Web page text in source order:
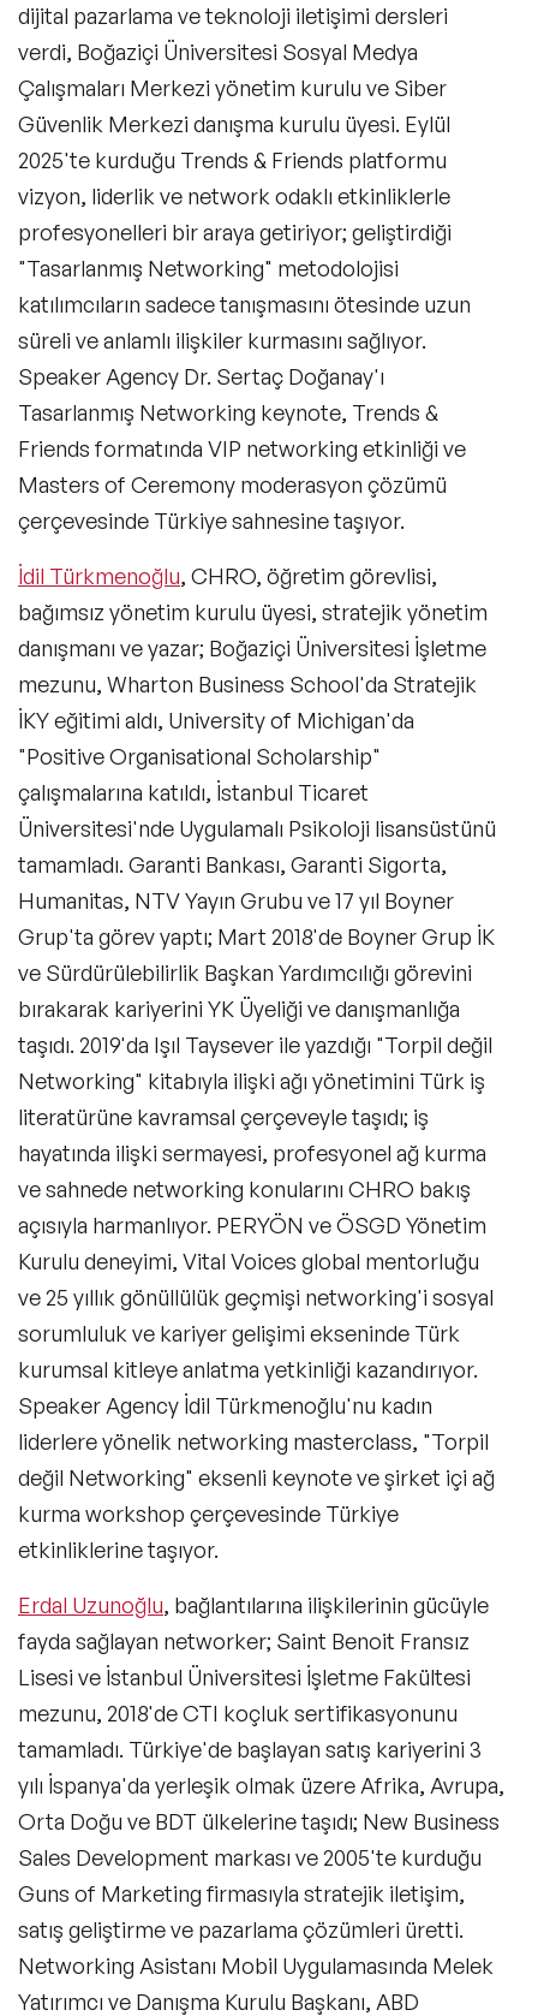
dijital pazarlama ve teknoloji iletişimi dersleri
verdi, Boğaziçi Üniversitesi Sosyal Medya
Çalışmaları Merkezi yönetim kurulu ve Siber
Güvenlik Merkezi danışma kurulu üyesi. Eylül
2025'te kurduğu Trends & Friends platformu
vizyon, liderlik ve network odaklı etkinliklerle
profesyonelleri bir araya getiriyor; geliştirdiği
"Tasarlanmış Networking" metodolojisi
katılımcıların sadece tanışmasını ötesinde uzun
süreli ve anlamlı ilişkiler kurmasını sağlıyor.
Speaker Agency Dr. Sertaç Doğanay'ı
Tasarlanmış Networking keynote, Trends &
Friends formatında VIP networking etkinliği ve
Masters of Ceremony moderasyon çözümü
çerçevesinde Türkiye sahnesine taşıyor.
İdil Türkmenoğlu, CHRO, öğretim görevlisi,
bağımsız yönetim kurulu üyesi, stratejik yönetim
danışmanı ve yazar; Boğaziçi Üniversitesi İşletme
mezunu, Wharton Business School'da Stratejik
İKY eğitimi aldı, University of Michigan'da
"Positive Organisational Scholarship"
çalışmalarına katıldı, İstanbul Ticaret
Üniversitesi'nde Uygulamalı Psikoloji lisansüstünü
tamamladı. Garanti Bankası, Garanti Sigorta,
Humanitas, NTV Yayın Grubu ve 17 yıl Boyner
Grup'ta görev yaptı; Mart 2018'de Boyner Grup İK
ve Sürdürülebilirlik Başkan Yardımcılığı görevini
bırakarak kariyerini YK Üyeliği ve danışmanlığa
taşıdı. 2019'da Işıl Taysever ile yazdığı "Torpil değil
Networking" kitabıyla ilişki ağı yönetimini Türk iş
literatürüne kavramsal çerçeveyle taşıdı; iş
hayatında ilişki sermayesi, profesyonel ağ kurma
ve sahnede networking konularını CHRO bakış
açısıyla harmanlıyor. PERYÖN ve ÖSGD Yönetim
Kurulu deneyimi, Vital Voices global mentorluğu
ve 25 yıllık gönüllülük geçmişi networking'i sosyal
sorumluluk ve kariyer gelişimi ekseninde Türk
kurumsal kitleye anlatma yetkinliği kazandırıyor.
Speaker Agency İdil Türkmenoğlu'nu kadın
liderlere yönelik networking masterclass, "Torpil
değil Networking" eksenli keynote ve şirket içi ağ
kurma workshop çerçevesinde Türkiye
etkinliklerine taşıyor.
Erdal Uzunoğlu, bağlantılarına ilişkilerinin gücüyle
fayda sağlayan networker; Saint Benoit Fransız
Lisesi ve İstanbul Üniversitesi İşletme Fakültesi
mezunu, 2018'de CTI koçluk sertifikasyonunu
tamamladı. Türkiye'de başlayan satış kariyerini 3
yılı İspanya'da yerleşik olmak üzere Afrika, Avrupa,
Orta Doğu ve BDT ülkelerine taşıdı; New Business
Sales Development markası ve 2005'te kurduğu
Guns of Marketing firmasıyla stratejik iletişim,
satış geliştirme ve pazarlama çözümleri üretti.
Networking Asistanı Mobil Uygulamasında Melek
Yatırımcı ve Danışma Kurulu Başkanı, ABD
Filtrele
Konular
Exclusive Konuşmacılar
Yeni Konuşmacılar
Motivasyon Konuşmacıları
Kişisel Dönüşüm Konuşmacıları
Sürdürülebilirlik Konuşmacıları